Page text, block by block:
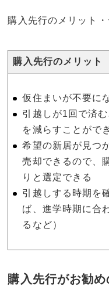
購入先行のメリット
購入先行のメリット
仮住まいが不要に
引越しが1回で済
を減らすことがで
希望の新居が見つ
売却できるので、
りと選定できる
引越しする時期を
ば、進学時期に合
るなど）
購入先行がお勧め